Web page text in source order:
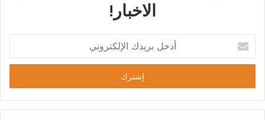
الاخبار!